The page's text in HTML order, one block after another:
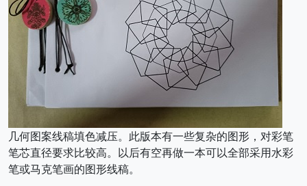
几何图案线稿填色减压。此版本有一些复杂的图形，对彩笔
笔芯直径要求比较高。以后有空再做一本可以全部采用水彩
笔或马克笔画的图形线稿。